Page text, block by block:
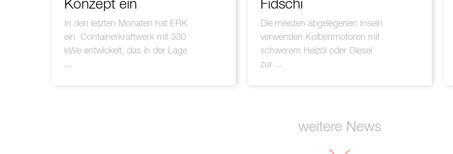
Konzept ein
In den letzten Monaten hat ERK
ein Containerkraftwerk mit 330
kWe entwickelt, das in der Lage
...
Fidschi
Die meisten abgelegenen Inseln
verwenden Kolbenmotoren mit
schwerem Heizöl oder Diesel
zur ...
weitere News